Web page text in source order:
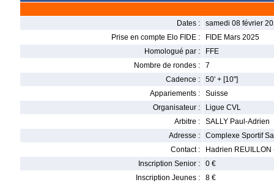
Dates :
samedi 08 février
Prise en compte Elo FIDE :
FIDE Mars 2025
Homologué par :
FFE
Nombre de rondes :
7
Cadence :
50' + [10"]
Appariements :
Suisse
Organisateur :
Ligue CVL
Arbitre :
SALLY Paul-Adrien
Adresse :
Complexe Sportif
Contact :
Hadrien
Inscription Senior :
0 €
Inscription Jeunes :
8 €